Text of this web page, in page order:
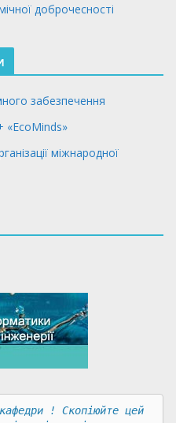
доброчесності
забезпечення
«EcoMinds»
міжнародної
! Скопіюйте цей